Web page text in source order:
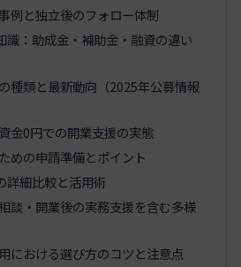
例と独立後のフォロー体制
識：助成金・補助金・融資の違い
種類と最新動向（2025年公募情報
金0円での開業支援の実態
めの申請準備とポイント
詳細比較と活用術
談・開業後の実務支援を含む多様
における選び方のコツと注意点